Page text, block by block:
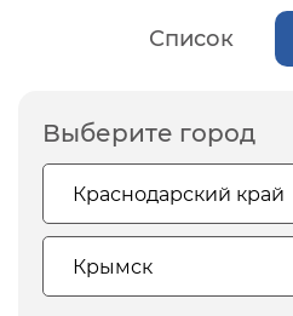
Список
Выберите город